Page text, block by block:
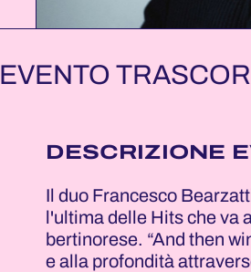
EVENTO
DESCRIZIONE
Il duo Francesco
l'ultima delle Hits che va
bertinorese. “And then
e alla profondità